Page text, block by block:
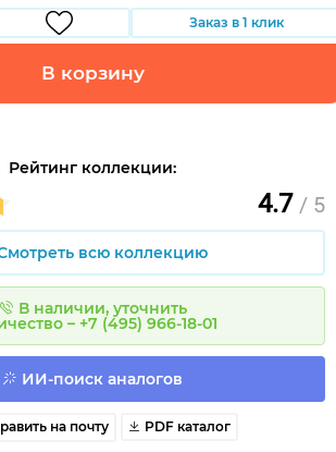
Заказ в 1 клик
В корзину
Рейтинг коллекции:
4.7 / 5
всю коллекцию
В наличии, уточнить
– +7 (495) 966-18-01
ИИ-поиск аналогов
на почту PDF каталог